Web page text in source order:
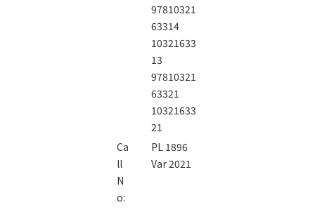
97810321
63314
10321633
13
97810321
63321
10321633
21
Ca
ll
N
o:
PL 1896
Var 2021